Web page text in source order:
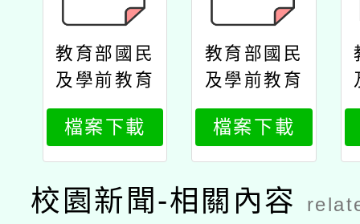
教育部國民
及學前教育
署高級中等
學校教師本
土語文認證
培訓實施計
畫─114年
檔案下載
教育部國民
及學前教育
署高級中等
學校教師本
土語文認證
培訓實施計
畫─114年
檔案下載
校園新聞-相關內容